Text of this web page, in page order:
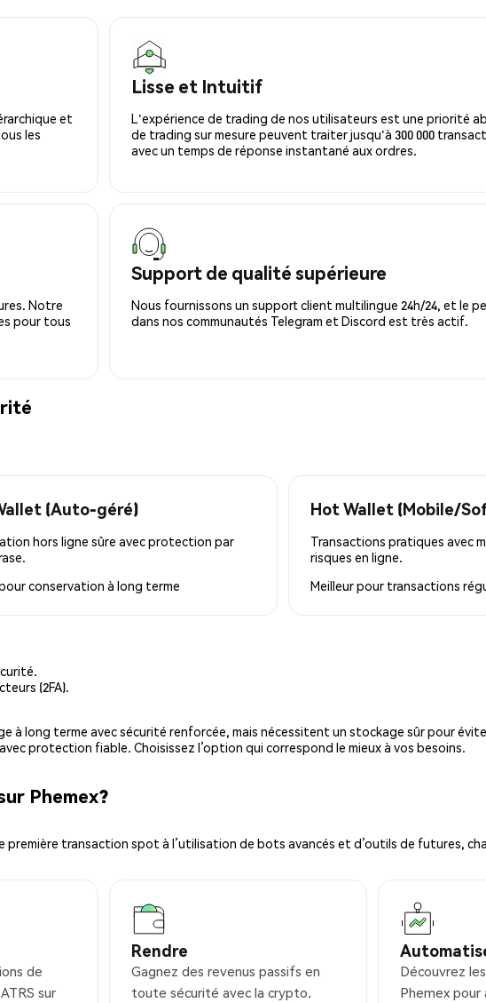
et
les
Lisse et Intuitif
L'expérience de trading de nos utilisateurs est une priorité
de trading sur mesure peuvent traiter jusqu'à 300 000
avec un temps de réponse instantané aux ordres.
Notre
pour tous
Support de qualité supérieure
Nous fournissons un support client multilingue 24h/24, et le
dans nos communautés Telegram et Discord est très actif.
(Auto-géré)
hors ligne sûre avec protection par
conservation à long terme
Hot Wallet (Mobile/
Transactions pratiques avec
risques en ligne.
Meilleur pour transactions
(2FA).
à long terme avec sécurité renforcée, mais nécessitent un stockage sûr pour
protection fiable. Choisissez l’option qui correspond le mieux à vos besoins.
Phemex?
transaction spot à l’utilisation de bots avancés et d’outils de futures,
de
sur
Rendre
Gagnez des revenus passifs en
toute sécurité avec la crypto.
Découvrez
Phemex